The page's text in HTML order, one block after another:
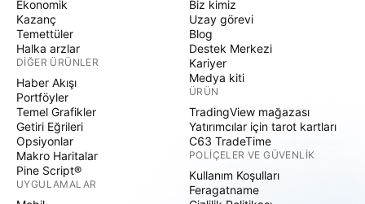
Ekonomik
Kazanç
Temettüler
Halka arzlar
DIĞER ÜRÜNLER
Haber Akışı
Portföyler
Temel Grafikler
Getiri Eğrileri
Opsiyonlar
Makro Haritalar
Pine Script®
UYGULAMALAR
Biz kimiz
Uzay görevi
Blog
Destek Merkezi
Kariyer
Medya kiti
ÜRÜN
TradingView mağazası
Yatırımcılar için tarot kartları
C63 TradeTime
POLIÇELER VE GÜVENLIK
Kullanım Koşulları
Feragatname